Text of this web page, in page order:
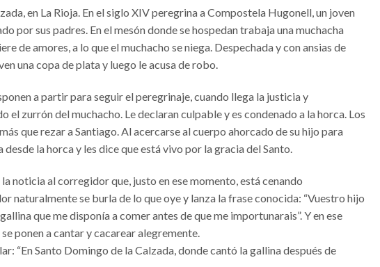
en La Rioja. En el siglo XIV peregrina a Compostela Hugonell, un joven
por sus padres. En el mesón donde se hospedan trabaja una muchacha
de amores, a lo que el muchacho se niega. Despechada y con ansias de
una copa de plata y luego le acusa de robo.
a partir para seguir el peregrinaje, cuando llega la justicia y
el zurrón del muchacho. Le declaran culpable y es condenado a la horca. Los
que rezar a Santiago. Al acercarse al cuerpo ahorcado de su hijo para
la horca y les dice que está vivo por la gracia del Santo.
noticia al corregidor que, justo en ese momento, está cenando
naturalmente se burla de lo que oye y lanza la frase conocida: “Vuestro hijo
que me disponía a comer antes de que me importunarais”. Y en ese
ponen a cantar y cacarear alegremente.
“En Santo Domingo de la Calzada, donde cantó la gallina después de